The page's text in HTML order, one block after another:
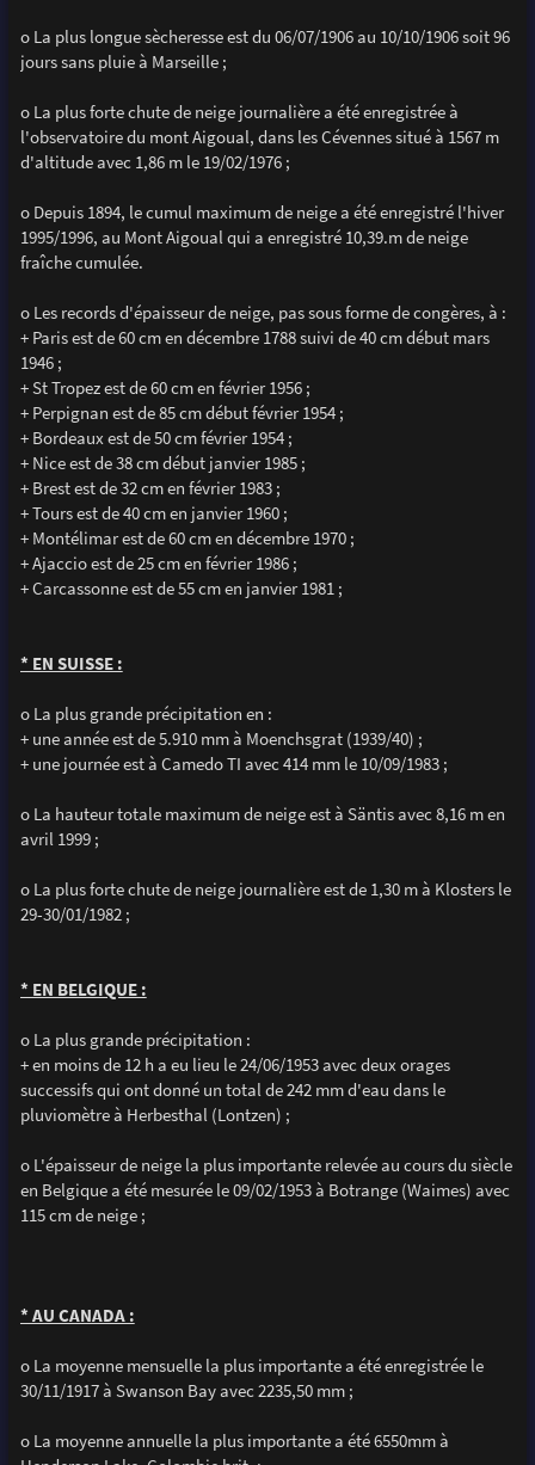
o La plus longue sècheresse est du 06/07/1906 au 10/10/1906 soit 96
jours sans pluie à Marseille ;
o La plus forte chute de neige journalière a été enregistrée à
l'observatoire du mont Aigoual, dans les Cévennes situé à 1567 m
d'altitude avec 1,86 m le 19/02/1976 ;
o Depuis 1894, le cumul maximum de neige a été enregistré l'hiver
1995/1996, au Mont Aigoual qui a enregistré 10,39.m de neige
fraîche cumulée.
o Les records d'épaisseur de neige, pas sous forme de congères, à :
+ Paris est de 60 cm en décembre 1788 suivi de 40 cm début mars
1946 ;
+ St Tropez est de 60 cm en février 1956 ;
+ Perpignan est de 85 cm début février 1954 ;
+ Bordeaux est de 50 cm février 1954 ;
+ Nice est de 38 cm début janvier 1985 ;
+ Brest est de 32 cm en février 1983 ;
+ Tours est de 40 cm en janvier 1960 ;
+ Montélimar est de 60 cm en décembre 1970 ;
+ Ajaccio est de 25 cm en février 1986 ;
+ Carcassonne est de 55 cm en janvier 1981 ;
* EN SUISSE :
o La plus grande précipitation en :
+ une année est de 5.910 mm à Moenchsgrat (1939/40) ;
+ une journée est à Camedo TI avec 414 mm le 10/09/1983 ;
o La hauteur totale maximum de neige est à Säntis avec 8,16 m en
avril 1999 ;
o La plus forte chute de neige journalière est de 1,30 m à Klosters le
29-30/01/1982 ;
* EN BELGIQUE :
o La plus grande précipitation :
+ en moins de 12 h a eu lieu le 24/06/1953 avec deux orages
successifs qui ont donné un total de 242 mm d'eau dans le
pluviomètre à Herbesthal (Lontzen) ;
o L'épaisseur de neige la plus importante relevée au cours du siècle
en Belgique a été mesurée le 09/02/1953 à Botrange (Waimes) avec
115 cm de neige ;
* AU CANADA :
o La moyenne mensuelle la plus importante a été enregistrée le
30/11/1917 à Swanson Bay avec 2235,50 mm ;
o La moyenne annuelle la plus importante a été 6550mm à